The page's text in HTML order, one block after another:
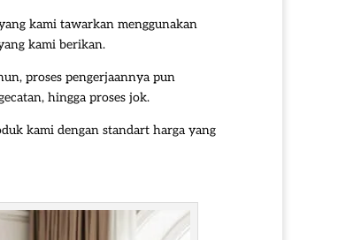
kami tawarkan menggunakan
kami berikan.
proses pengerjaannya pun
hingga proses jok.
kami dengan standart harga yang